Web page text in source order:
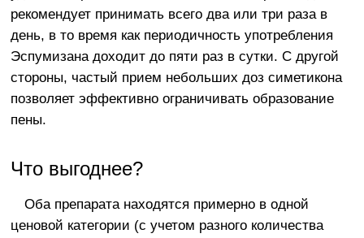
рекомендует принимать всего два или три раза в
день, в то время как периодичность употребления
Эспумизана доходит до пяти раз в сутки. С другой
стороны, частый прием небольших доз симетикона
позволяет эффективно ограничивать образование
пены.
Что выгоднее?
Оба препарата находятся примерно в одной
ценовой категории (с учетом разного количества